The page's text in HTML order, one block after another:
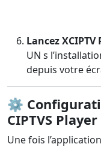
Lancez XCIPTV
UN s
depuis votre
⚙️
CIPTVS Player
Une fois